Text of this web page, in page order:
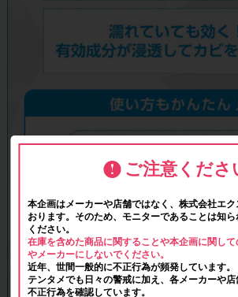
ご注意くださ
本企画はメーカーや店舗ではなく、株式会社エ
おります。そのため、モニターであることは知
ください。
在庫を含めた商品に関することや本企画に関し
やメーカーにしないでください。
近年、世間一般的に不正行為が頻発しています。
テンタメでも日々の警戒に加え、各メーカーや
不正行為を確認しています。